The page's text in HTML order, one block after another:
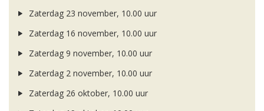
Zaterdag 23 november, 10.00 uur
Zaterdag 16 november, 10.00 uur
Zaterdag 9 november, 10.00 uur
Zaterdag 2 november, 10.00 uur
Zaterdag 26 oktober, 10.00 uur